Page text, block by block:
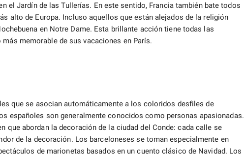
el Jardín de las Tullerías. En este sentido, Francia también bate todos
alto de Europa. Incluso aquellos que están alejados de la religión
en Notre Dame. Esta brillante acción tiene todas las
memorable de sus vacaciones en París.
que se asocian automáticamente a los coloridos desfiles de
españoles son generalmente conocidos como personas apasionadas.
que abordan la decoración de la ciudad del Conde: cada calle se
de la decoración. Los barceloneses se toman especialmente en
de marionetas basados ​​en un cuento clásico de Navidad. Los